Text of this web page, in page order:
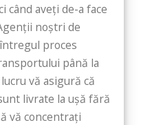
când aveți de-a face
noștri de
proces
până la
vă asigură că
livrate la ușă fără
vă concentrați